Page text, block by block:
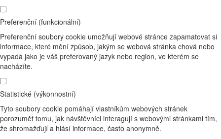
Preferenční (funkcionální)
Preferenční soubory cookie umožňují webové stránce zapamatovat si
informace, které mění způsob, jakým se webová stránka chová nebo
vypadá jako je váš preferovaný jazyk nebo region, ve kterém se
nacházíte.
Statistické (výkonnostní)
Tyto soubory cookie pomáhají vlastníkům webových stránek
porozumět tomu, jak návštěvníci interagují s webovými stránkami tím,
že shromažďují a hlásí informace, často anonymně.